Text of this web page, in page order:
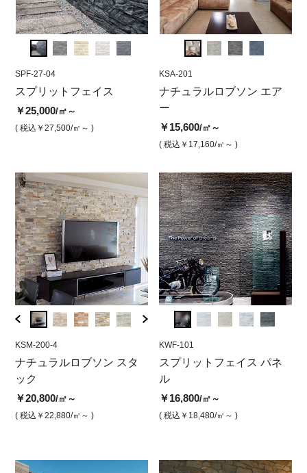
SPF-27-04
スプリットフェイス
￥25,000/㎡～
( 税込￥27,500/㎡～ )
SPF-27-04
スプリットフェイス モン
ガ ブラック（大理石）
￥25,000/㎡
( 税込￥27,500/㎡ )
スプ
KSA-203
ナチュラルロブソン エア
ーシリーズ ブラック
￥15,600/㎡
KSA-201
ナチュラルロブソン エア
ー
￥15,600/㎡～
( 税込￥17,160/㎡～ )
KSM-200-4
ナチュラルロブソン スタ
ック
￥20,800/㎡～
( 税込￥22,880/㎡～ )
KSM-200-4
ナチュラルロブソンスタッ
ク ベージュ
￥20,800/㎡
( 税込￥22,880/㎡ )
ナチ
KWF-105
スプリットフェイス・パネ
ル ブラック
￥17,800 /㎡
( 税込￥19,580 /㎡ )
KWF-101
スプリットフェイス パネ
ル
￥16,800/㎡～
( 税込￥18,480/㎡～ )